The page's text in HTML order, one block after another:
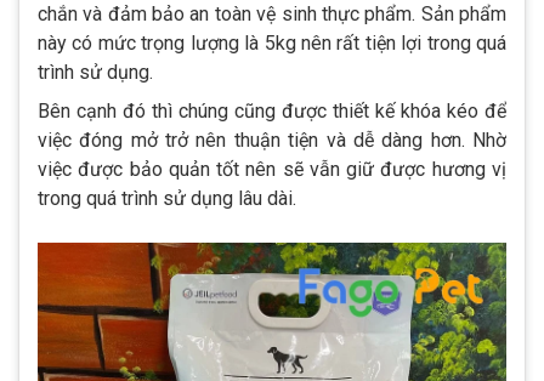
chắn và đảm bảo an toàn vệ sinh thực phẩm. Sản phẩm
này có mức trọng lượng là 5kg nên rất tiện lợi trong quá
trình sử dụng.
Bên cạnh đó thì chúng cũng được thiết kế khóa kéo để
việc đóng mở trở nên thuận tiện và dễ dàng hơn. Nhờ
việc được bảo quản tốt nên sẽ vẫn giữ được hương vị
trong quá trình sử dụng lâu dài.